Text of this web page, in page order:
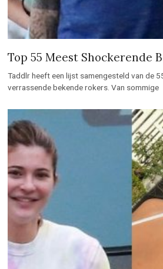
Top 55 Meest Shockerende
Taddlr heeft een lijst samengesteld van de
verrassende bekende rokers. Van sommige